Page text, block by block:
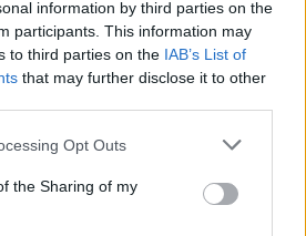
information by third parties on the
participants. This information may
to third parties on the IAB’s List of
that may further disclose it to other
Opt Outs
the Sharing of my